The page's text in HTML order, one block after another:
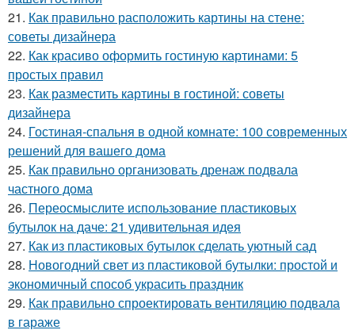
21. Как правильно расположить картины на стене:
советы дизайнера
22. Как красиво оформить гостиную картинами: 5
простых правил
23. Как разместить картины в гостиной: советы
дизайнера
24. Гостиная-спальня в одной комнате: 100 современных
решений для вашего дома
25. Как правильно организовать дренаж подвала
частного дома
26. Переосмыслите использование пластиковых
бутылок на даче: 21 удивительная идея
27. Как из пластиковых бутылок сделать уютный сад
28. Новогодний свет из пластиковой бутылки: простой и
экономичный способ украсить праздник
29. Как правильно спроектировать вентиляцию подвала
в гараже